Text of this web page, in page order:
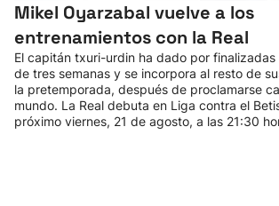
Mikel Oyarzabal vuelve a los
entrenamientos con la Real
El capitán txuri-urdin ha dado por finalizadas
de tres semanas y se incorpora al resto de
la pretemporada, después de proclamarse
mundo. La Real debuta en Liga contra el
próximo viernes, 21 de agosto, a las 21:30